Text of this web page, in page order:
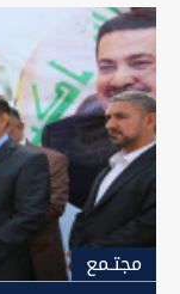
مجتـمع